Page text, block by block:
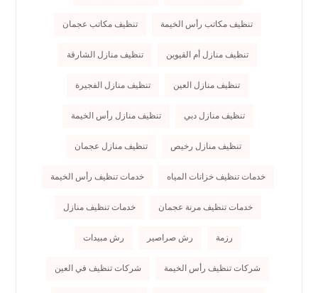
تنظيف مكاتب رأس الخيمة تنظيف مكاتب عجمان
تنظيف منازل أم القيوين تنظيف منازل الشارقة
تنظيف منازل العين تنظيف منازل الفجيرة
تنظيف منازل دبي تنظيف منازل رأس الخيمة
تنظيف منازل رخيص تنظيف منازل عجمان
خدمات تنظيف خزانات المياه خدمات تنظيف رأس الخيمة
خدمات تنظيف مرنة عجمان خدمات تنظيف منازل
رزمة رش صراصير رش مبيدات
شركات تنظيف رأس الخيمة شركات تنظيف في العين